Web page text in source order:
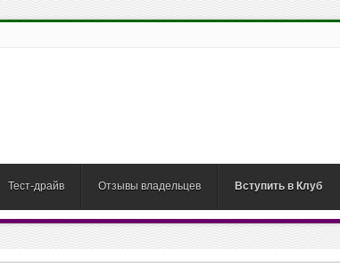
Тест-драйв Отзывы владельцев Вступить в Клуб